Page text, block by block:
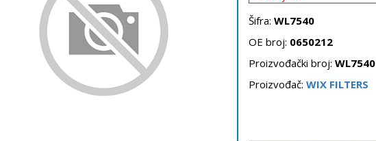
Šifra: WL7540
OE broj: 0650212
Proizvođački broj: WL7540
Proizvođač: WIX FILTERS